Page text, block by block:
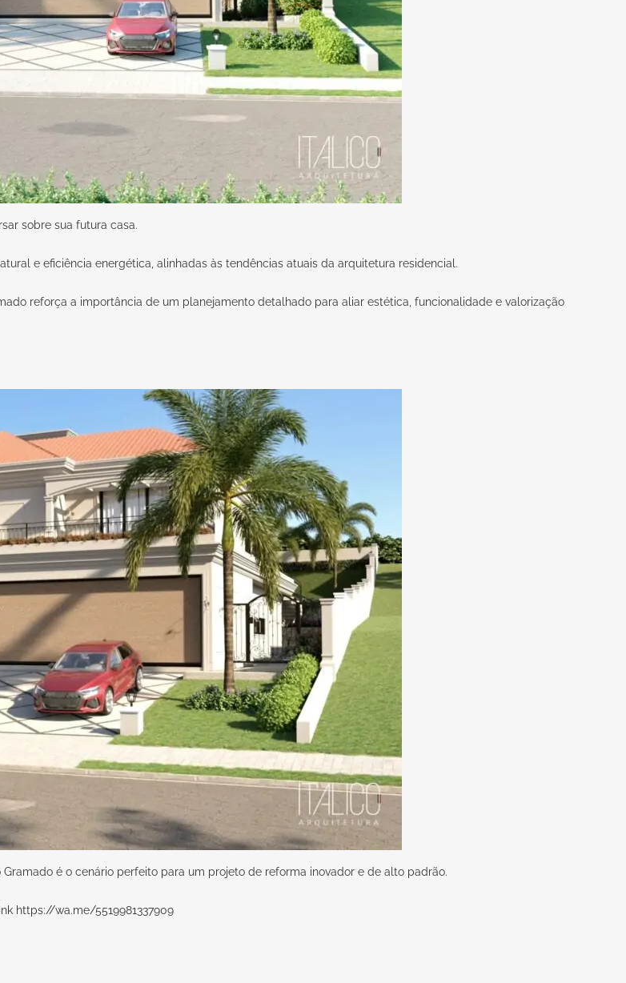
sobre sua futura casa.
e eficiência energética, alinhadas às tendências atuais da arquitetura residencial.
reforça a importância de um planejamento detalhado para aliar estética, funcionalidade e valorização
é o cenário perfeito para um projeto de reforma inovador e de alto padrão.
https://wa.me/5519981337909